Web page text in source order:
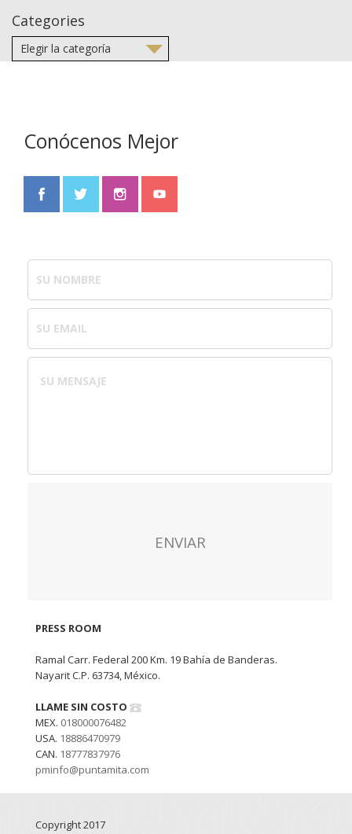
Categories
Conócenos Mejor
PRESS ROOM
Ramal Carr. Federal 200 Km. 19 Bahía de Banderas.
Nayarit C.P. 63734, México.
LLAME SIN COSTO
MEX. 018000076482
USA. 18886470979
CAN. 18777837976
pminfo@puntamita.com
Copyright 2017